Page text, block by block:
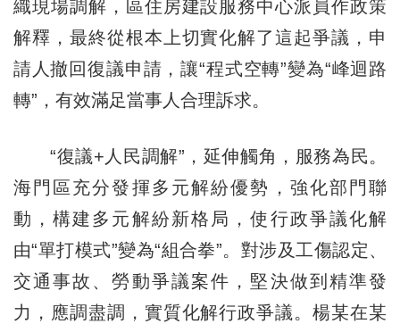
織現場調解，區住房建設服務中心派員作政策
解釋，最終從根本上切實化解了這起爭議，申
請人撤回復議申請，讓“程式空轉”變為“峰迴路
轉”，有效滿足當事人合理訴求。
“復議+人民調解”，延伸觸角，服務為民。
海門區充分發揮多元解紛優勢，強化部門聯
動，構建多元解紛新格局，使行政爭議化解
由“單打模式”變為“組合拳”。對涉及工傷認定、
交通事故、勞動爭議案件，堅決做到精準發
力，應調盡調，實質化解行政爭議。楊某在某